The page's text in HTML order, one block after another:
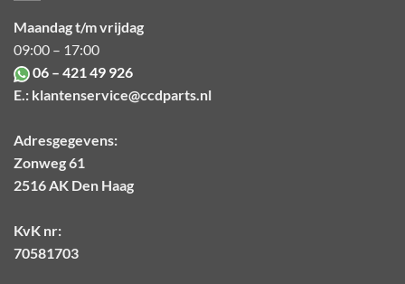
Maandag t/m vrijdag
09:00 – 17:00
06 – 421 49 926
E.: klantenservice@ccdparts.nl
Adresgegevens:
Zonweg 61
2516 AK Den Haag
KvK nr:
70581703